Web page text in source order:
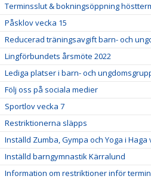
Terminsslut & bokningsöppning
Påsklov vecka 15
Reducerad träningsavgift barn- och
Lingförbundets årsmöte 2022
Lediga platser i barn- och
Följ oss på sociala medier
Sportlov vecka 7
Restriktionerna släpps
Inställd Zumba, Gympa och Yoga i Haga
Inställd barngymnastik Kärralund
Information om restriktioner inför